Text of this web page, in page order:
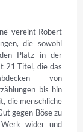
vereint Robert
die sowohl
Platz in der
21 Titel, die das
– von
bis hin
die menschliche
gegen Böse zu
wider und